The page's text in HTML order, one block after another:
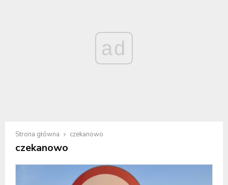
ad
Strona główna czekanowo
czekanowo